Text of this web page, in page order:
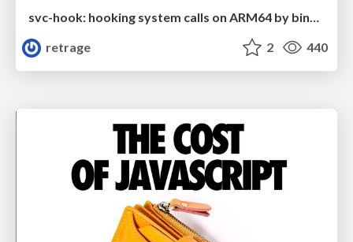
svc-hook: hooking system calls on ARM64 by binary rewriting
retrage
2 440